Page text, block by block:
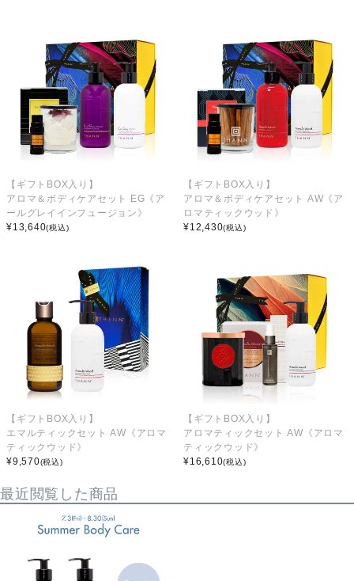
【ギフトBOX入り】
アロマ＆ボディケアセット EG《ア
ールグレイインフュージョン》
¥13,640(税込)
【ギフトBOX入り】
アロマ＆ボディケアセット AW《ア
ロマティックウッド》
¥12,430(税込)
【ギフトBOX入り】
エマルティックセット AW《アロマ
ティックウッド》
¥9,570(税込)
【ギフトBOX入り】
アロマティックセット AW《アロマ
ティックウッド》
¥16,610(税込)
最近閲覧した商品